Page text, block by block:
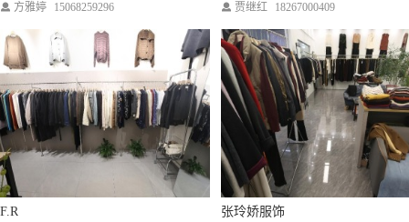
方雅婷
15068259296
贾继红
18267000409
F.R 张玲娇服饰